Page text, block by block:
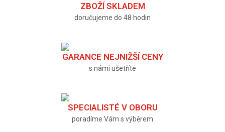
ZBOŽÍ SKLADEM
doručujeme do 48 hodin
GARANCE NEJNIŽŠÍ CENY
s námi ušetříte
SPECIALISTÉ V OBORU
poradíme Vám s výběrem